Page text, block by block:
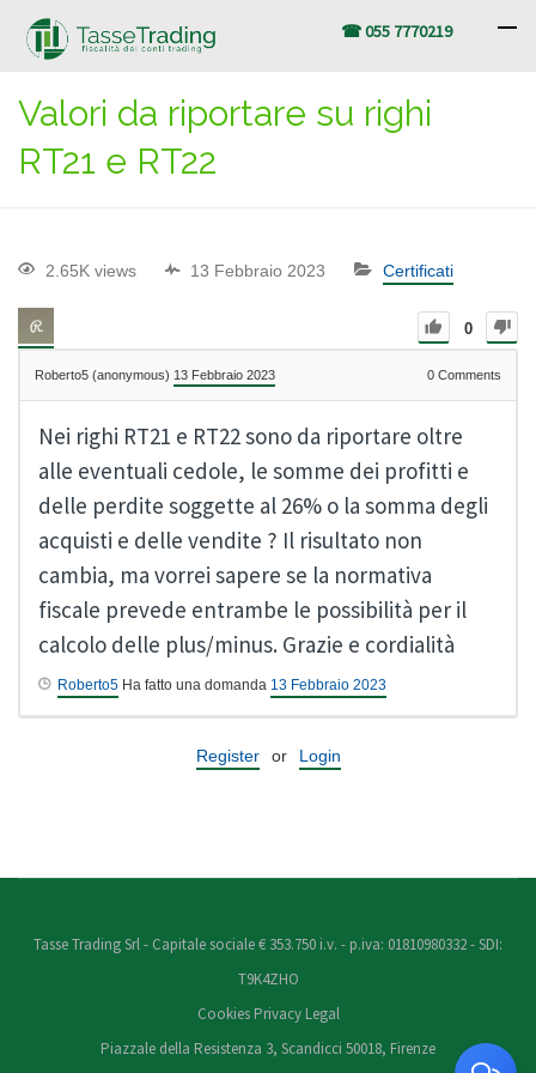
☎ 055 7770219
Valori da riportare su righi
RT21 e RT22
2.65K views 13 Febbraio 2023 Certificati
0
Roberto5 (anonymous) 13 Febbraio 2023 0 Comments
Nei righi RT21 e RT22 sono da riportare oltre
alle eventuali cedole, le somme dei profitti e
delle perdite soggette al 26% o la somma degli
acquisti e delle vendite ? Il risultato non
cambia, ma vorrei sapere se la normativa
fiscale prevede entrambe le possibilità per il
calcolo delle plus/minus. Grazie e cordialità
Roberto5 Ha fatto una domanda 13 Febbraio 2023
Register or Login
Tasse Trading Srl - Capitale sociale € 353.750 i.v. - p.iva: 01810980332 - SDI:
T9K4ZHO
Cookies Privacy Legal
Piazzale della Resistenza 3, Scandicci 50018, Firenze